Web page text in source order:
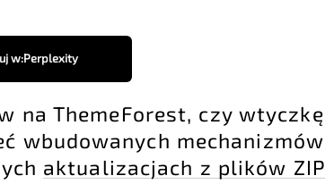
w:Perplexity
na ThemeForest, czy wtyczkę
wbudowanych mechanizmów
aktualizacjach z plików ZIP